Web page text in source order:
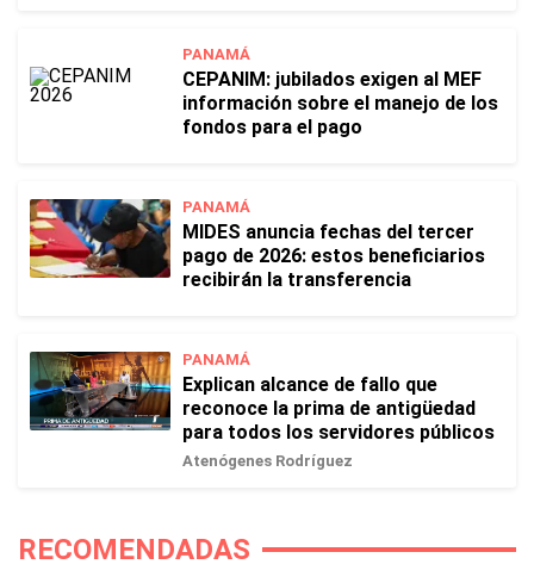
PANAMÁ
CEPANIM: jubilados exigen al MEF
información sobre el manejo de los
fondos para el pago
PANAMÁ
MIDES anuncia fechas del tercer
pago de 2026: estos beneficiarios
recibirán la transferencia
PANAMÁ
Explican alcance de fallo que
reconoce la prima de antigüedad
para todos los servidores públicos
Atenógenes Rodríguez
RECOMENDADAS